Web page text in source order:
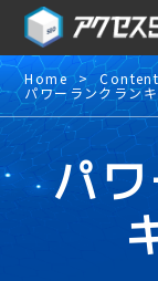
Home
パワーランクラン
パ